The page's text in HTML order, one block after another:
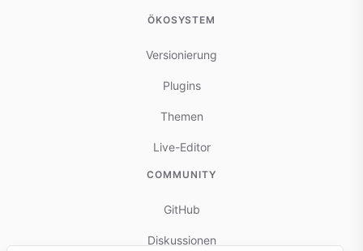
ÖKOSYSTEM
Versionierung
Plugins
Themen
Live-Editor
COMMUNITY
GitHub
Diskussionen